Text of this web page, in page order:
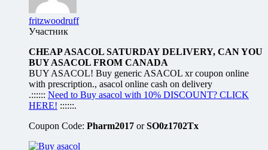
fritzwoodruff
Участник
CHEAP ASACOL SATURDAY DELIVERY, CAN YOU
BUY ASACOL FROM CANADA
BUY ASACOL! Buy generic ASACOL xr coupon online
with prescription., asacol online cash on delivery
.:::::: Need to Buy asacol with 10% DISCOUNT? CLICK
HERE! ::::::.
Coupon Code: Pharm2017 orSO0z1702Tx